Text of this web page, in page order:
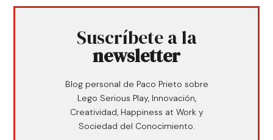
Suscríbete a la
newsletter
Blog personal de Paco Prieto sobre
Lego Serious Play, Innovación,
Creatividad, Happiness at Work y
Sociedad del Conocimiento.